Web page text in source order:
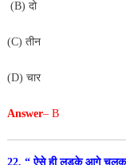
(B) दो
(C) तीन
(D) चार
Answer– B
22. “ ऐसे ही लड़के आगे